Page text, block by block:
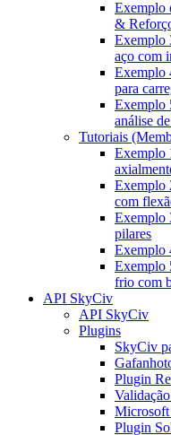
Exemplo
&
Exemplo
aço com
Exemplo
para
Exemplo
análise
Tutoriais
Exemplo
Exemplo
com
Exemplo
pilares
Exemplo
Exemplo
frio com
API SkyCiv
API SkyCiv
Plugins
SkyCiv
Plugin
Microsoft
Plugin